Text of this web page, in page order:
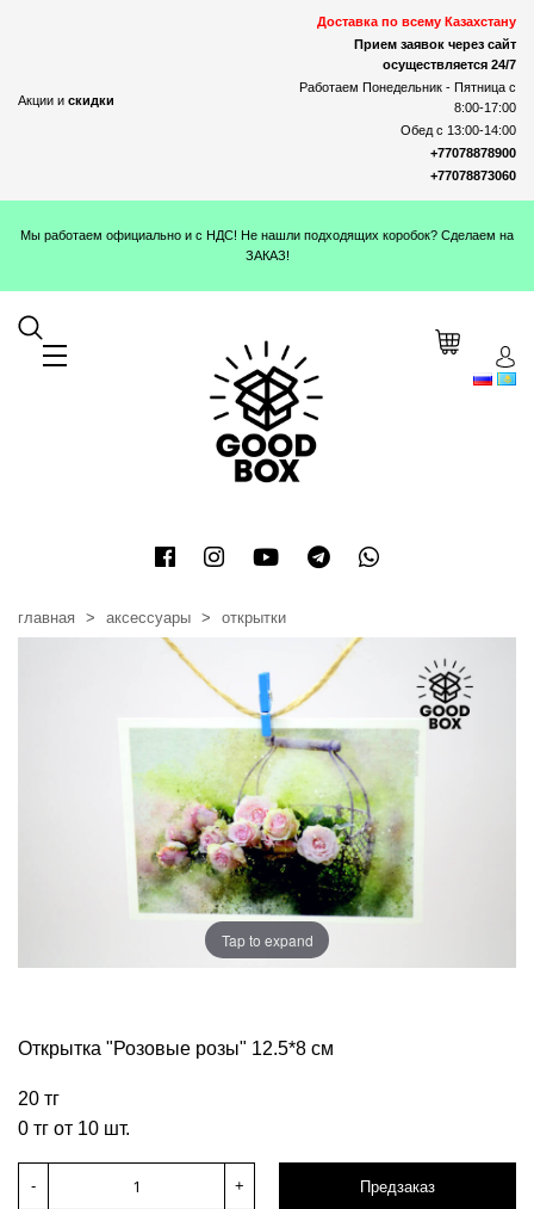
Акции и скидки
Доставка по всему Казахстану
Прием заявок через сайт
осуществляется 24/7
Работаем Понедельник - Пятница с
8:00-17:00
Обед с 13:00-14:00
+77078878900
+77078873060
Мы работаем официально и с НДС! Не нашли подходящих коробок? Сделаем на
ЗАКАЗ!
главная аксессуары открытки
Tap to expand
Открытка "Розовые розы" 12.5*8 см
20 тг
0 тг от 10 шт.
- + Предзаказ